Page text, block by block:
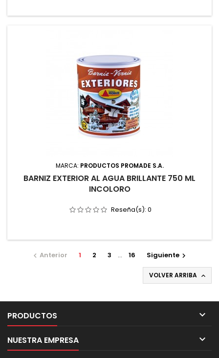
MARCA: PRODUCTOS PROMADE S.A.
BARNIZ EXTERIOR AL AGUA BRILLANTE 750 ML
INCOLORO
Reseña(s): 0
 Anterior 1 2 3 … 16 Siguiente 
VOLVER ARRIBA 
PRODUCTOS 
NUESTRA EMPRESA 